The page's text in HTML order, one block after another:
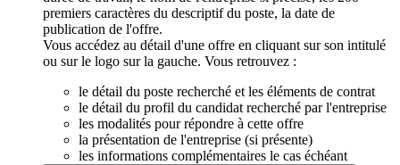
premiers caractères du descriptif du poste, la date de
publication de l'offre.
Vous accédez au détail d'une offre en cliquant sur son intitulé
ou sur le logo sur la gauche. Vous retrouvez :
le détail du poste recherché et les éléments de contrat
le détail du profil du candidat recherché par l'entreprise
les modalités pour répondre à cette offre
la présentation de l'entreprise (si présente)
les informations complémentaires le cas échéant